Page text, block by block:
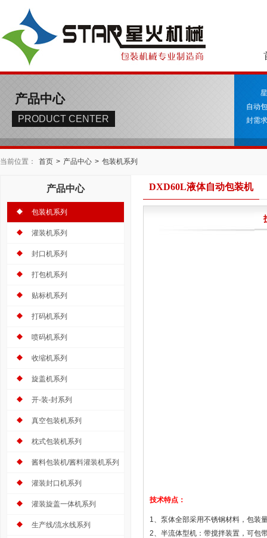
产品中心
PRODUCT CENTER
自动
封需
当前位置： 首页 > 产品中心 > 包装机系列
产品中心
包装机系列
灌装机系列
封口机系列
打包机系列
贴标机系列
打码机系列
喷码机系列
收缩机系列
旋盖机系列
开-装-封系列
真空包装机系列
枕式包装机系列
酱料包装机/酱料灌装机系列
灌装封口机系列
灌装旋盖一体机系列
生产线/流水线系列
DXD60L液体自动包装机
技术特点：
1、泵体全部采用不锈钢材料，包装
2、半流体型机：带搅拌装置，可包